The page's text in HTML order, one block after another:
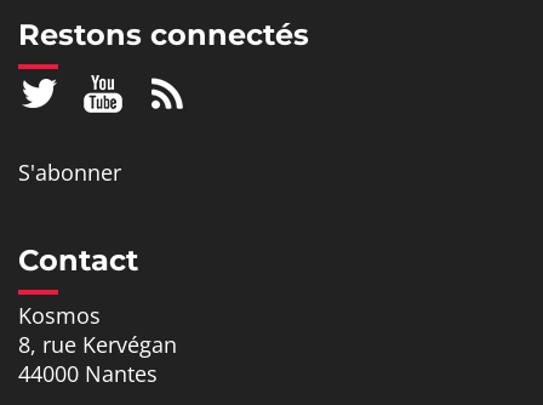
Restons connectés
S'abonner
Contact
Kosmos
8, rue Kervégan
44000 Nantes